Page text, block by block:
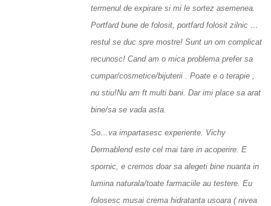
termenul de expirare si mi le sortez asemenea.
Portfard bune de folosit, portfard folosit zilnic …
restul se duc spre mostre! Sunt un om complicat
recunosc! Cand am o mica problema prefer sa
cumpar/cosmetice/bijuterii . Poate e o terapie ,
nu stiu!Nu am ft multi bani. Dar imi place sa arat
bine/sa se vada asta.
So…va impartasesc experiente. Vichy
Dermablend este cel mai tare in acoperire. E
spornic, e cremos doar sa alegeti bine nuanta in
lumina naturala/toate farmaciile au testere. Eu
folosesc musai crema hidratanta usoara ( nivea